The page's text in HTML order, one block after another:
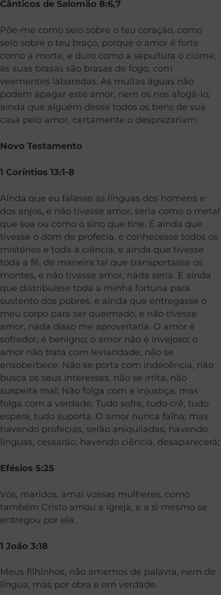
Cânticos de Salomão 8:6,7
Põe-me como selo sobre o teu coração, como
selo sobre o teu braço, porque o amor é forte
como a morte, e duro como a sepultura o ciúme;
as suas brasas são brasas de fogo, com
veementes labaredas. As muitas águas não
podem apagar este amor, nem os rios afogá-lo;
ainda que alguém desse todos os bens de sua
casa pelo amor, certamente o desprezariam.
Novo Testamento
1 Coríntios 13:1-8
Ainda que eu falasse as línguas dos homens e
dos anjos, e não tivesse amor, seria como o metal
que soa ou como o sino que tine. E ainda que
tivesse o dom de profecia, e conhecesse todos os
mistérios e toda a ciência, e ainda que tivesse
toda a fé, de maneira tal que transportasse os
montes, e não tivesse amor, nada seria. E ainda
que distribuísse toda a minha fortuna para
sustento dos pobres, e ainda que entregasse o
meu corpo para ser queimado, e não tivesse
amor, nada disso me aproveitaria. O amor é
sofredor, é benigno; o amor não é invejoso; o
amor não trata com leviandade, não se
ensoberbece. Não se porta com indecência, não
busca os seus interesses, não se irrita, não
suspeita mal; Não folga com a injustiça, mas
folga com a verdade; Tudo sofre, tudo crê, tudo
espera, tudo suporta. O amor nunca falha; mas
havendo profecias, serão aniquiladas; havendo
línguas, cessarão; havendo ciência, desaparecerá;
Efésios 5:25
Vós, maridos, amai vossas mulheres, como
também Cristo amou a igreja, e a si mesmo se
entregou por ela.
1 João 3:18
Meus filhinhos, não amemos de palavra, nem de
língua, mas por obra e em verdade.